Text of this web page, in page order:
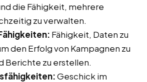
die Fähigkeit, mehrere
zu verwalten.
Fähigkeit, Daten zu
den Erfolg von Kampagnen zu
Berichte zu erstellen.
Geschick im